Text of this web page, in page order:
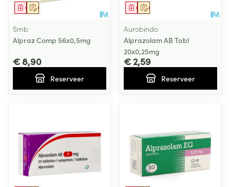
Op voorschrift
Geneesmiddel
Smb
Alpraz Comp 56x0,5mg
€ 8,90
Reserveer
Op voorschrift
Geneesmiddel
Aurobindo
Alprazolam AB Tabl
20x0,25mg
€ 2,59
Reserveer